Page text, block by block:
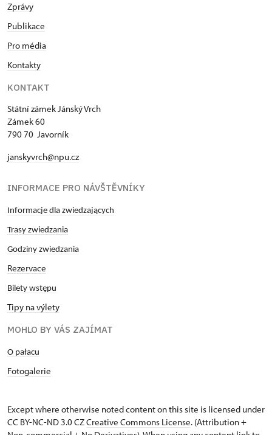
Zprávy
Publikace
Pro média
Kontakty
KONTAKT
Státní zámek Jánský Vrch
Zámek 60
790 70 Javorník
janskyvrch@npu.cz
INFORMACE PRO NÁVŠTĚVNÍKY
Informacje dla zwiedzających
Trasy zwiedzania
Godziny zwiedzania
Rezervace
Bilety wstępu
Tipy na výlety
MOHLO BY VÁS ZAJÍMAT
O pałacu
Fotogalerie
Except where otherwise noted content on this site is licensed under
CC BY-NC-ND 3.0 CZCreative Commons License. (Attribution +